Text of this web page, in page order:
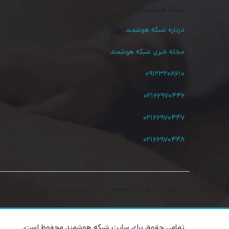
درباره شبکه هوشمند
مجله خبری شبکه هوشمند
۰۹۱۲۳۲۰۸۶۱۰
۰۲۱۶۶۹۷۰۴۴۶
۰۲۱۶۶۹۷۰۴۴۷
۰۲۱۶۶۹۷۰۴۴۸